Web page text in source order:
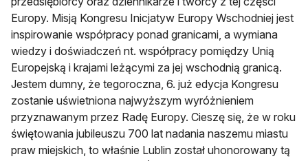
Europy. Misją Kongresu Inicjatyw Europy Wschodniej jest
inspirowanie współpracy ponad granicami, a wymiana
wiedzy i doświadczeń nt. współpracy pomiędzy Unią
Europejską i krajami leżącymi za jej wschodnią granicą.
Jestem dumny, że tegoroczna, 6. już edycja Kongresu
zostanie uświetniona najwyższym wyróżnieniem
przyznawanym przez Radę Europy. Cieszę się, że w roku
świętowania jubileuszu 700 lat nadania naszemu miastu
praw miejskich, to właśnie Lublin został uhonorowany tą